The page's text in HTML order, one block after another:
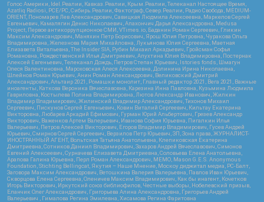
Голос Америки, Idel.Реалии, Кавказ.Реалии, Крым.Реалии, Телеканал Настоящее Время,
Azatliq Radiosi, PCE/PC, Сибирь.Реалии, Фактограф, Север.Реалии, Радио Свобода, MEDIUM-
ORIENT, Пономарев Лев Александрович, Савицкая Людмила Алексеевна, Маркелов Сергей
Евгеньевич, Камалягин Денис Николаевич, Апахончич Дарья Александровна, Medusa
Project, Первое антикоррупционное СМИ, VTimes.io, Баданин Роман Сергеевич, Гликин
Максим Александрович, Маняхин Петр Борисович, Ярош Юлия Петровна, Чуракова Ольга
Владимировна, Железнова Мария Михайловна, Лукьянова Юлия Сергеевна, Маетная
Елизавета Витальевна, The Insider SIA, Рубин Михаил Аркадьевич, Гройсман Софья
Романовна, Рождественский Илья Дмитриевич, Апухтина Юлия Владимировна, Постернак
Алексей Евгеньевич, Телеканал Дождь, Петров Степан Юрьевич, Istories fonds, Шмагун
Олеся Валентиновна, Мароховская Алеся Алексеевна, Долинина Ирина Николаевна,
Шлейнов Роман Юрьевич, Анин Роман Александрович, Великовский Дмитрий
Александрович, Альтаир 2021, Ромашки монолит, Главный редактор 2021, Вега 2021, Важные
иноагенты, Каткова Вероника Вячеславовна, Карезина Инна Павловна, Кузьмина Людмила
Гавриловна, Костылева Полина Владимировна, Лютов Александр Иванович, Жилкин
Владимир Владимирович, Жилинский Владимир Александрович, Тихонов Михаил
Сергеевич, Пискунов Сергей Евгеньевич, Ковин Виталий Сергеевич, Кильтау Екатерина
Викторовна, Любарев Аркадий Ефимович, Гурман Юрий Альбертович, Грезев Александр
Викторович, Важенков Артем Валерьевич, Иванова София Юрьевна, Пигалкин Илья
Валерьевич, Петров Алексей Викторович, Егоров Владимир Владимирович, Гусев Андрей
Юрьевич, Смирнов Сергей Сергеевич, Верзилов Петр Юрьевич, ЗП, Зона права, ЖУРНАЛИСТ-
ИНОСТРАННЫЙ АГЕНТ, Вольтская Татьяна Анатольевна, Клепиковская Екатерина
Дмитриевна, Сотников Даниил Владимирович, Захаров Андрей Вячеславович, Симонов
Евгений Алексеевич, Сурначева Елизавета Дмитриевна, Соловьева Елена Анатольевна,
Арапова Галина Юрьевна, Перл Роман Александрович, МЕМО, Mason G.E.S. Anonymous
Foundation, Stichting Bellingcat, Якутия – Наше Мнение, Москоу диджитал медиа, РС-Балт,
Заговора Максим Александрович, Ветошкина Валерия Валерьевна, Павлов Иван Юрьевич,
Скворцова Елена Сергеевна, Оленичев Максим Владимирович, Как бы инагент, Кочетков
Игорь Викторович, Иркутский союз библиофилов, Честные выборы, Нобелевский призыв,
Еланчик Олег Александрович, Григорьева Алина Александровна, Григорьев Андрей
Валерьевич , Гималова Регина Эмилевна, Хисамова Регина Фаритовна